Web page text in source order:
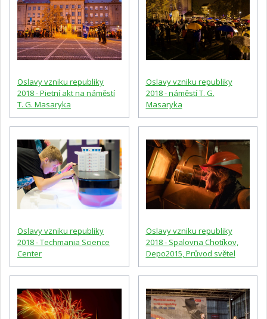
Oslavy vzniku republiky
2018 - Pietní akt na náměstí
T. G. Masaryka
Oslavy vzniku republiky
2018 - náměstí T. G.
Masaryka
Oslavy vzniku republiky
2018 - Techmania Science
Center
Oslavy vzniku republiky
2018 - Spalovna Chotíkov,
Depo2015, Průvod světel